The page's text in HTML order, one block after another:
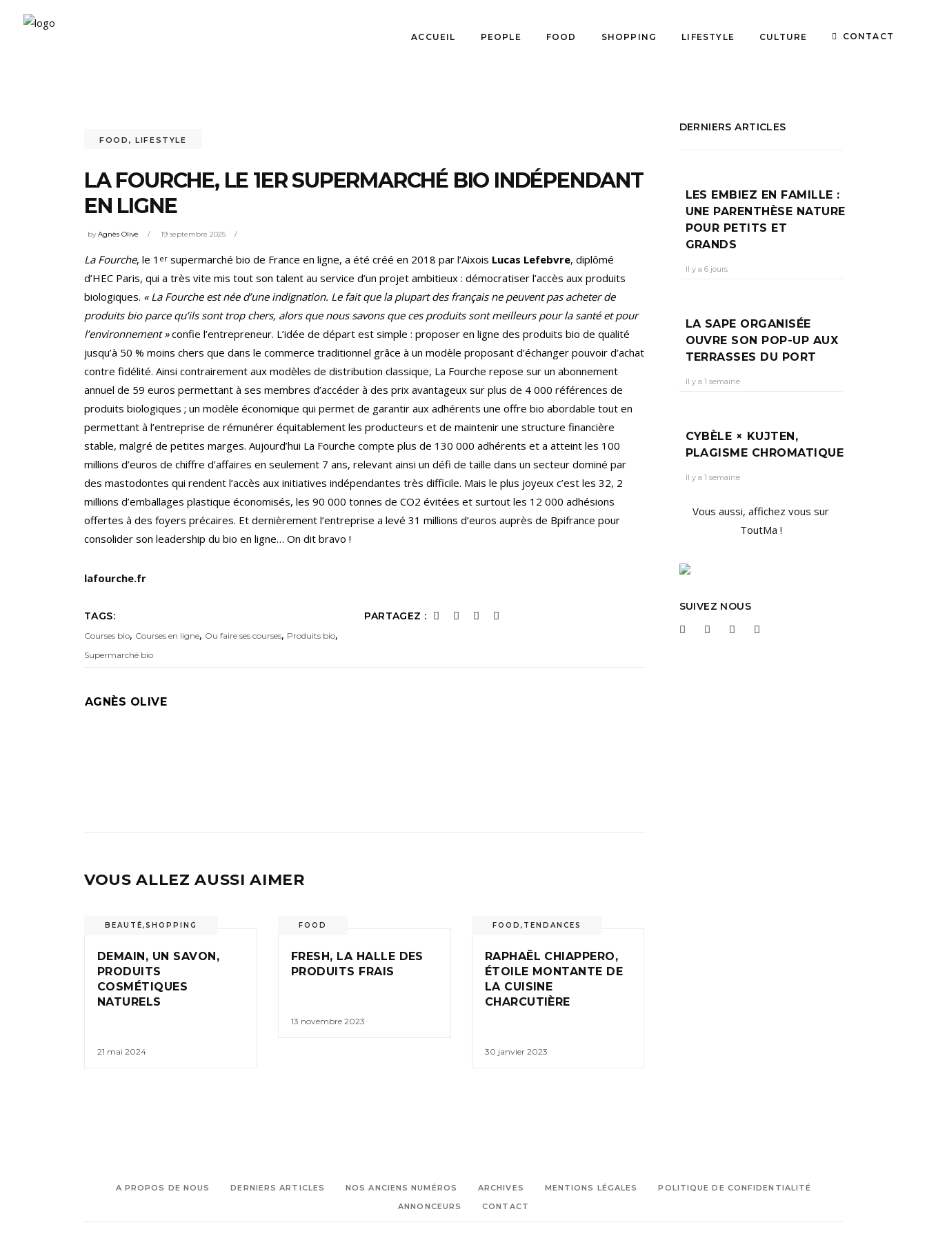
ACCUEIL PEOPLE FOOD SHOPPING LIFESTYLE CULTURE CONTACT
FOOD , LIFESTYLE
LA FOURCHE, LE 1ER SUPERMARCHÉ BIO INDÉPENDANT
EN LIGNE
byAgnès Olive 19 septembre 2025
La Fourche, le 1 er supermarché bio de France en ligne, a été créé en 2018 par l’Aixois Lucas Lefebvre, diplômé
d’HEC Paris, qui a très vite mis tout son talent au service d’un projet ambitieux : démocratiser l’accès aux produits
biologiques. « La Fourche est née d’une indignation. Le fait que la plupart des français ne peuvent pas acheter de
produits bio parce qu’ils sont trop chers, alors que nous savons que ces produits sont meilleurs pour la santé et pour
l’environnement »confie l’entrepreneur. L’idée de départ est simple : proposer en ligne des produits bio de qualité
jusqu’à 50 % moins chers que dans le commerce traditionnel grâce à un modèle proposant d’échanger pouvoir d’achat
contre fidélité. Ainsi contrairement aux modèles de distribution classique, La Fourche repose sur un abonnement
annuel de 59 euros permettant à ses membres d’accéder à des prix avantageux sur plus de 4 000 références de
produits biologiques ; un modèle économique qui permet de garantir aux adhérents une offre bio abordable tout en
permettant à l’entreprise de rémunérer équitablement les producteurs et de maintenir une structure financière
stable, malgré de petites marges. Aujourd’hui La Fourche compte plus de 130 000 adhérents et a atteint les 100
millions d’euros de chiffre d’affaires en seulement 7 ans, relevant ainsi un défi de taille dans un secteur dominé par
des mastodontes qui rendent l’accès aux initiatives indépendantes très difficile. Mais le plus joyeux c’est les 32, 2
millions d’emballages plastique économisés, les 90 000 tonnes de CO2 évitées et surtout les 12 000 adhésions
offertes à des foyers précaires. Et dernièrement l’entreprise a levé 31 millions d’euros auprès de Bpifrance pour
consolider son leadership du bio en ligne… On dit bravo !
lafourche.fr
TAGS:
Courses bio, Courses en ligne, Ou faire ses courses, Produits bio,
Supermarché bio
PARTAGEZ :
AGNÈS OLIVE
VOUS ALLEZ AUSSI AIMER
BEAUTÉ,SHOPPING
DEMAIN, UN SAVON,
PRODUITS
COSMÉTIQUES
NATURELS
21 mai 2024
FOOD
FRESH, LA HALLE DES
PRODUITS FRAIS
13 novembre 2023
FOOD , TENDANCES
RAPHAËL CHIAPPERO,
ÉTOILE MONTANTE DE
LA CUISINE
CHARCUTIÈRE
30 janvier 2023
DERNIERS ARTICLES
LES EMBIEZ EN FAMILLE :
UNE PARENTHÈSE NATURE
POUR PETITS ET
GRANDS
Il y a 6 jours
LA SAPE ORGANISÉE
OUVRE SON POP-UP AUX
TERRASSES DU PORT
Il y a 1 semaine
CYBÈLE × KUJTEN,
PLAGISME CHROMATIQUE
Il y a 1 semaine
Vous aussi, affichez vous sur
ToutMa !
SUIVEZ NOUS
A PROPOS DE NOUS DERNIERS ARTICLES NOS ANCIENS NUMÉROS ARCHIVES MENTIONS LÉGALES
POLITIQUE DE CONFIDENTIALITÉ
ANNONCEURS
CONTACT